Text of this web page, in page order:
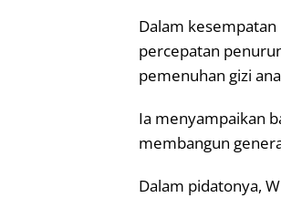
Dalam
percepatan
pemenuhan gizi
Ia menyampaikan
membangun
Dalam pidatonya,